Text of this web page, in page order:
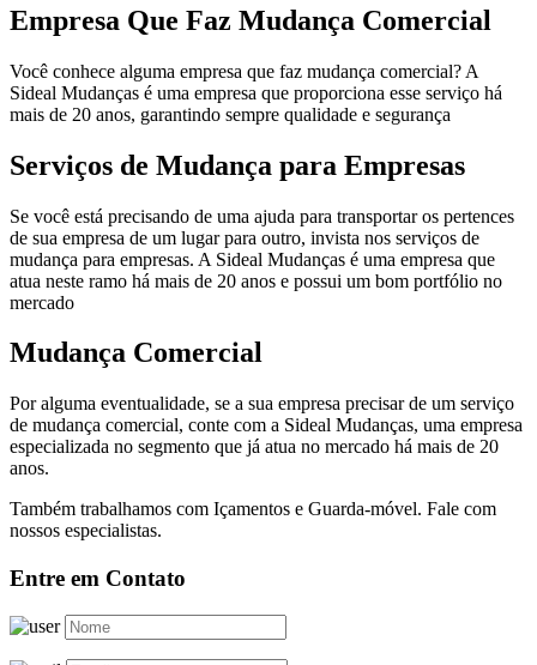
Empresa Que Faz Mudança Comercial
Você conhece alguma empresa que faz mudança comercial? A
Sideal Mudanças é uma empresa que proporciona esse serviço há
mais de 20 anos, garantindo sempre qualidade e segurança
Serviços de Mudança para Empresas
Se você está precisando de uma ajuda para transportar os pertences
de sua empresa de um lugar para outro, invista nos serviços de
mudança para empresas. A Sideal Mudanças é uma empresa que
atua neste ramo há mais de 20 anos e possui um bom portfólio no
mercado
Mudança Comercial
Por alguma eventualidade, se a sua empresa precisar de um serviço
de mudança comercial, conte com a Sideal Mudanças, uma empresa
especializada no segmento que já atua no mercado há mais de 20
anos.
Também trabalhamos com Içamentos e Guarda-móvel. Fale com
nossos especialistas.
Entre em Contato